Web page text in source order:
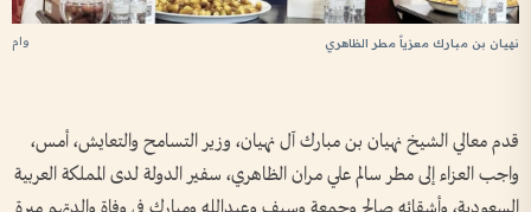
وام نهيان بن مبارك معزياً مطر الظاهري
قدم معالي الشيخ نهيان بن مبارك آل نهيان، وزير التسامح والتعايش، أمس،
واجب العزاء إلى مطر سالم علي مران الظاهري، سفير الدولة لدى المملكة العربية